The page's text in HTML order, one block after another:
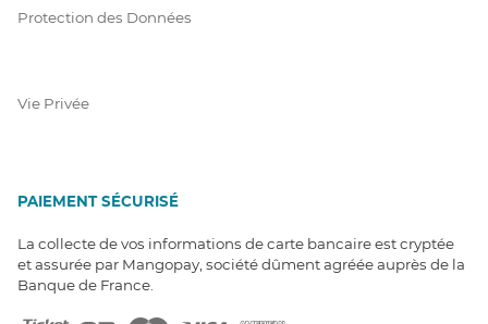
Protection des Données
Vie Privée
PAIEMENT SÉCURISÉ
La collecte de vos informations de carte bancaire est cryptée
et assurée par Mangopay, société dûment agréée auprès de la
Banque de France.